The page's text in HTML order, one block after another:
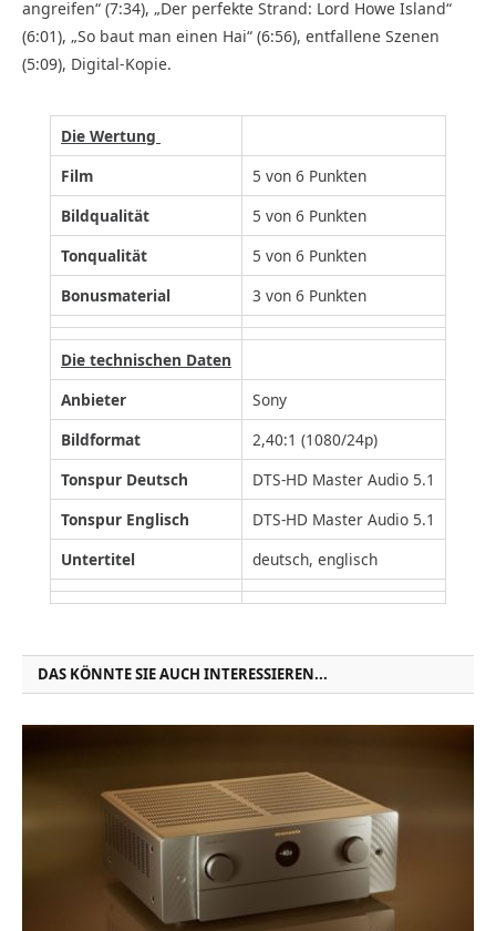
angreifen“ (7:34), „Der perfekte Strand: Lord Howe Island“
(6:01), „So baut man einen Hai“ (6:56), entfallene Szenen
(5:09), Digital-Kopie.
Die Wertung
Film
5 von 6 Punkten
Bildqualität
5 von 6 Punkten
Tonqualität
5 von 6 Punkten
Bonusmaterial
3 von 6 Punkten
Die technischen Daten
Anbieter
Sony
Bildformat
2,40:1 (1080/24p)
Tonspur Deutsch
DTS-HD Master Audio 5.1
Tonspur Englisch
DTS-HD Master Audio 5.1
Untertitel
deutsch, englisch
DAS KÖNNTE SIE AUCH INTERESSIEREN...